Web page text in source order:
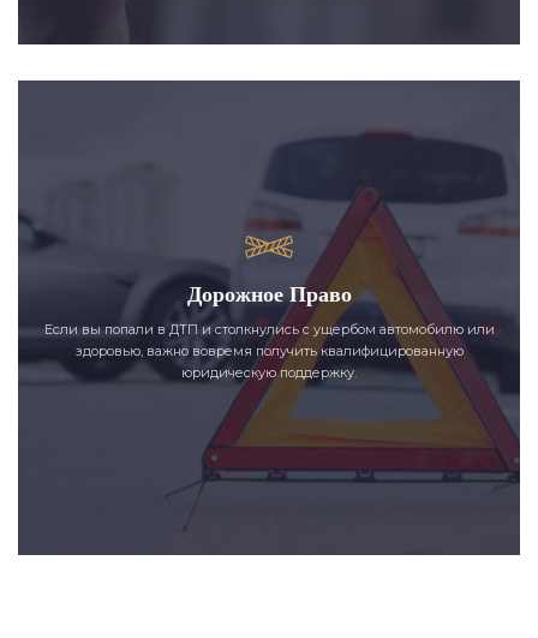
Дорожное Право
Если вы попали в ДТП и столкнулись с ущербом автомобилю или
здоровью, важно вовремя получить квалифицированную
юридическую поддержку.